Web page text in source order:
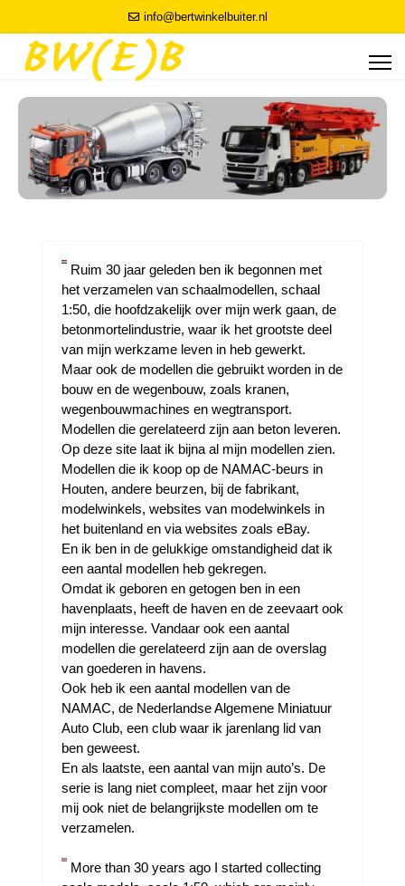
info@bertwinkelbuiter.nl
Ruim 30 jaar geleden ben ik begonnen met
het verzamelen van schaalmodellen, schaal
1:50, die hoofdzakelijk over mijn werk gaan, de
betonmortelindustrie, waar ik het grootste deel
van mijn werkzame leven in heb gewerkt.
Maar ook de modellen die gebruikt worden in de
bouw en de wegenbouw, zoals kranen,
wegenbouwmachines en wegtransport.
Modellen die gerelateerd zijn aan beton leveren.
Op deze site laat ik bijna al mijn modellen zien.
Modellen die ik koop op de NAMAC-beurs in
Houten, andere beurzen, bij de fabrikant,
modelwinkels, websites van modelwinkels in
het buitenland en via websites zoals eBay.
En ik ben in de gelukkige omstandigheid dat ik
een aantal modellen heb gekregen.
Omdat ik geboren en getogen ben in een
havenplaats, heeft de haven en de zeevaart ook
mijn interesse. Vandaar ook een aantal
modellen die gerelateerd zijn aan de overslag
van goederen in havens.
Ook heb ik een aantal modellen van de
NAMAC, de Nederlandse Algemene Miniatuur
Auto Club, een club waar ik jarenlang lid van
ben geweest.
En als laatste, een aantal van mijn auto’s. De
serie is lang niet compleet, maar het zijn voor
mij ook niet de belangrijkste modellen om te
verzamelen.
More than 30 years ago I started collecting